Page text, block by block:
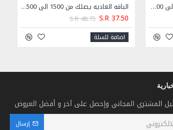
الباقه الذهبيه يصلك من 5000 الى 7500 متابع انستقرام الباقه العاديه يصلك من 1500 الى 2500 متابع انستقرام
S.R 37.50
S.R 48.75
اضافة للسلة
المشتري المجاني وإحصل على آخر و أفضل العروض
إرسال